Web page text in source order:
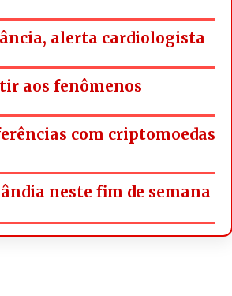
alerta cardiologista
aos fenômenos
com criptomoedas
neste fim de semana